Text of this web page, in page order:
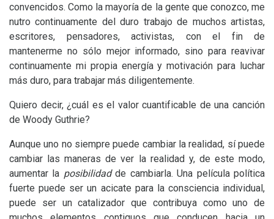
convencidos. Como la mayoría de la gente que conozco, me
nutro continuamente del duro trabajo de muchos artistas,
escritores, pensadores, activistas, con el fin de
mantenerme no sólo mejor informado, sino para reavivar
continuamente mi propia energía y motivación para luchar
más duro, para trabajar más diligentemente.
Quiero decir, ¿cuál es el valor cuantificable de una canción
de Woody Guthrie?
Aunque uno no siempre puede cambiar la realidad, sí puede
cambiar las maneras de ver la realidad y, de este modo,
aumentar la posibilidadde cambiarla. Una película política
fuerte puede ser un acicate para la consciencia individual,
puede ser un catalizador que contribuya como uno de